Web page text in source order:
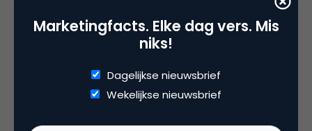
willen gebruiken geautomatiseerd is. Anders
gezegd, wanneer de propositie van het merk een
Kennis van neuromarketing
Marketingfacts. Elke dag vers. Mis
niks!
Dagelijkse nieuwsbrief
Wekelijkse nieuwsbrief